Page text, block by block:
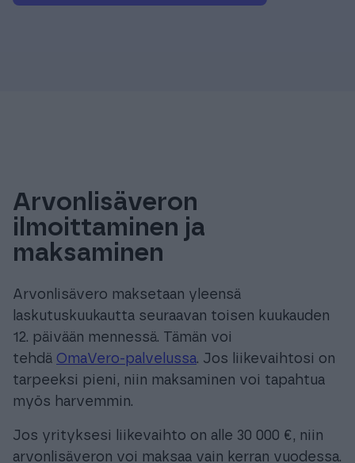
Arvonlisäveron
ilmoittaminen ja
maksaminen
Arvonlisävero maksetaan yleensä
laskutuskuukautta seuraavan toisen kuukauden
12. päivään mennessä. Tämän voi
tehdä OmaVero-palvelussa. Jos liikevaihtosi on
tarpeeksi pieni, niin maksaminen voi tapahtua
myös harvemmin.
Jos yrityksesi liikevaihto on alle 30 000 €, niin
arvonlisäveron voi maksaa vain kerran vuodessa.